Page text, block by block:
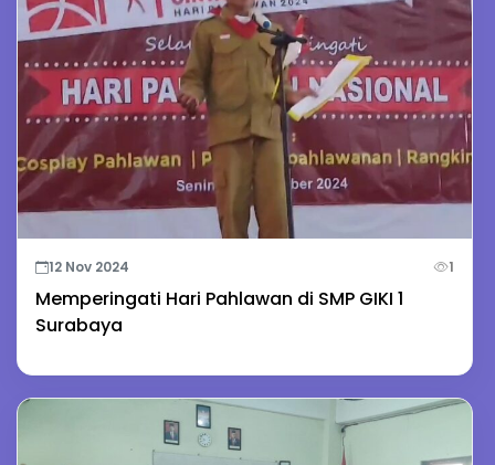
12 Nov 2024 1
Memperingati Hari Pahlawan di SMP GIKI 1
Surabaya